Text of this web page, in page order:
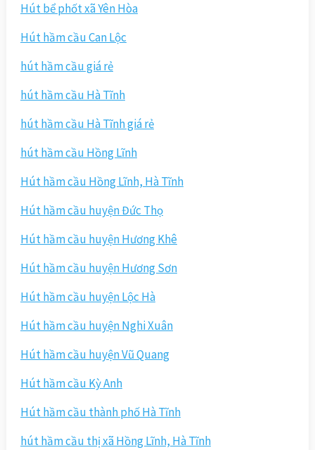
Hút bể phốt xã Yên Hòa
Hút hầm cầu Can Lộc
hút hầm cầu giá rẻ
hút hầm cầu Hà Tĩnh
hút hầm cầu Hà Tĩnh giá rẻ
hút hầm cầu Hồng Lĩnh
Hút hầm cầu Hồng Lĩnh, Hà Tĩnh
Hút hầm cầu huyện Đức Thọ
Hút hầm cầu huyện Hương Khê
Hút hầm cầu huyện Hương Sơn
Hút hầm cầu huyện Lộc Hà
Hút hầm cầu huyện Nghi Xuân
Hút hầm cầu huyện Vũ Quang
Hút hầm cầu Kỳ Anh
Hút hầm cầu thành phố Hà Tĩnh
hút hầm cầu thị xã Hồng Lĩnh, Hà Tĩnh